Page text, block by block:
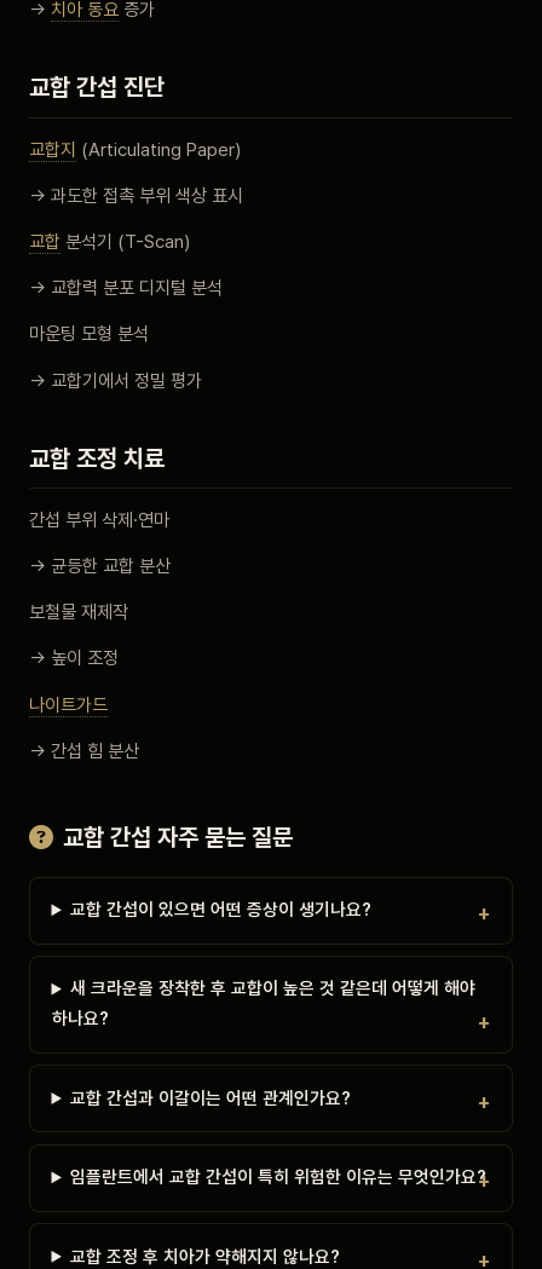
→ 치아 동요 증가
교합 간섭 진단
교합지 (Articulating Paper)
→ 과도한 접촉 부위 색상 표시
교합 분석기 (T-Scan)
→ 교합력 분포 디지털 분석
마운팅 모형 분석
→ 교합기에서 정밀 평가
교합 조정 치료
간섭 부위 삭제·연마
→ 균등한 교합 분산
보철물 재제작
→ 높이 조정
나이트가드
→ 간섭 힘 분산
교합 간섭 자주 묻는 질문
교합 간섭이 있으면 어떤 증상이 생기나요?
새 크라운을 장착한 후 교합이 높은 것 같은데 어떻게 해야
하나요?
교합 간섭과 이갈이는 어떤 관계인가요?
임플란트에서 교합 간섭이 특히 위험한 이유는 무엇인가요?
교합 조정 후 치아가 약해지지 않나요?